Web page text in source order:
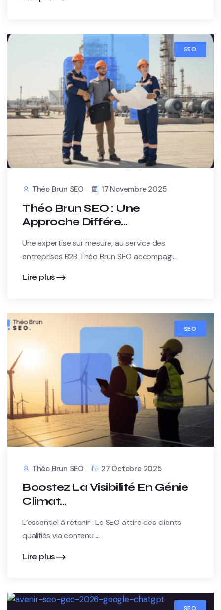
SEO
Théo Brun SEO 17 Novembre 2025
Théo Brun SEO : Une
Approche Différe...
Une expertise sur mesure, au service des
entreprises B2B Théo Brun SEO accompag...
Lire plus
SEO
Théo Brun SEO 27 Octobre 2025
Boostez La Visibilité En Génie
Climat...
L’essentiel à retenir : Le SEO attire des clients
qualifiés via contenu ...
Lire plus
SEO